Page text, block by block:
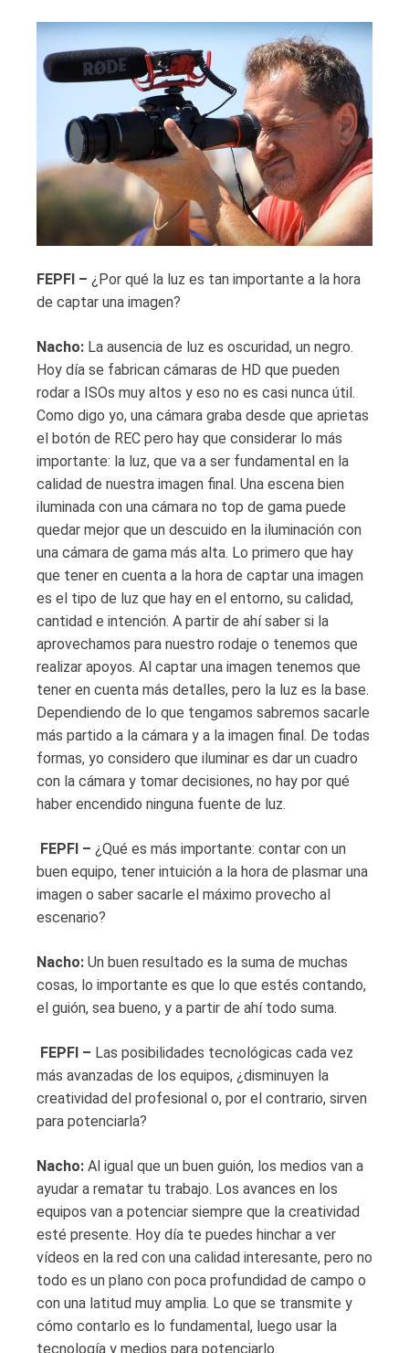
FEPFI – ¿Por qué la luz es tan importante a la hora
de captar una imagen?
Nacho: La ausencia de luz es oscuridad, un negro.
Hoy día se fabrican cámaras de HD que pueden
rodar a ISOs muy altos y eso no es casi nunca útil.
Como digo yo, una cámara graba desde que aprietas
el botón de REC pero hay que considerar lo más
importante: la luz, que va a ser fundamental en la
calidad de nuestra imagen final. Una escena bien
iluminada con una cámara no top de gama puede
quedar mejor que un descuido en la iluminación con
una cámara de gama más alta. Lo primero que hay
que tener en cuenta a la hora de captar una imagen
es el tipo de luz que hay en el entorno, su calidad,
cantidad e intención. A partir de ahí saber si la
aprovechamos para nuestro rodaje o tenemos que
realizar apoyos. Al captar una imagen tenemos que
tener en cuenta más detalles, pero la luz es la base.
Dependiendo de lo que tengamos sabremos sacarle
más partido a la cámara y a la imagen final. De todas
formas, yo considero que iluminar es dar un cuadro
con la cámara y tomar decisiones, no hay por qué
haber encendido ninguna fuente de luz.
FEPFI – ¿Qué es más importante: contar con un
buen equipo, tener intuición a la hora de plasmar una
imagen o saber sacarle el máximo provecho al
escenario?
Nacho: Un buen resultado es la suma de muchas
cosas, lo importante es que lo que estés contando,
el guión, sea bueno, y a partir de ahí todo suma.
FEPFI – Las posibilidades tecnológicas cada vez
más avanzadas de los equipos, ¿disminuyen la
creatividad del profesional o, por el contrario, sirven
para potenciarla?
Nacho: Al igual que un buen guión, los medios van a
ayudar a rematar tu trabajo. Los avances en los
equipos van a potenciar siempre que la creatividad
esté presente. Hoy día te puedes hinchar a ver
vídeos en la red con una calidad interesante, pero no
todo es un plano con poca profundidad de campo o
con una latitud muy amplia. Lo que se transmite y
cómo contarlo es lo fundamental, luego usar la
tecnología y medios para potenciarlo.